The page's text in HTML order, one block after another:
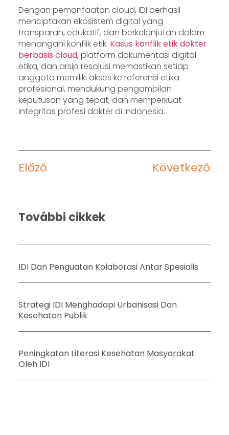
Dengan pemanfaatan cloud, IDI berhasil
menciptakan ekosistem digital yang
transparan, edukatif, dan berkelanjutan dalam
menangani konflik etik. Kasus konflik etik dokter
berbasis cloud, platform dokumentasi digital
etika, dan arsip resolusi memastikan setiap
anggota memiliki akses ke referensi etika
profesional, mendukung pengambilan
keputusan yang tepat, dan memperkuat
integritas profesi dokter di Indonesia.
Előző Következő
További cikkek
IDI Dan Penguatan Kolaborasi Antar Spesialis
Strategi IDI Menghadapi Urbanisasi Dan
Kesehatan Publik
Peningkatan Literasi Kesehatan Masyarakat
Oleh IDI